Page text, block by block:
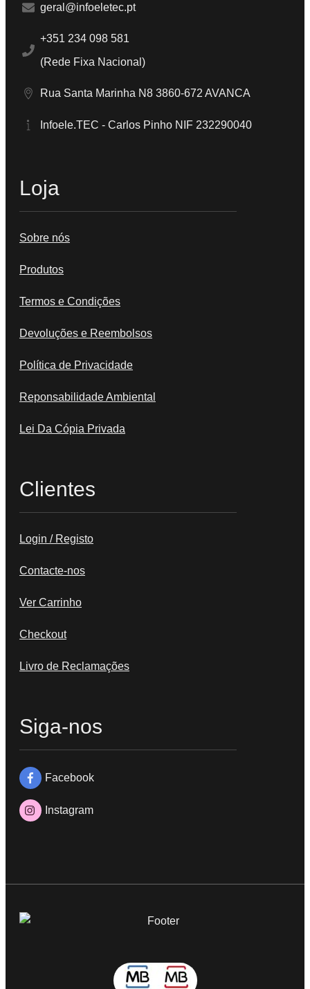
geral@infoeletec.pt
+351 234 098 581
(Rede Fixa Nacional)
Rua Santa Marinha N8 3860-672 AVANCA
Infoele.TEC - Carlos Pinho NIF 232290040
Loja
Sobre nós
Produtos
Termos e Condições
Devoluções e Reembolsos
Política de Privacidade
Reponsabilidade Ambiental
Lei Da Cópia Privada
Clientes
Login / Registo
Contacte-nos
Ver Carrinho
Checkout
Livro de Reclamações
Siga-nos
Facebook
Instagram